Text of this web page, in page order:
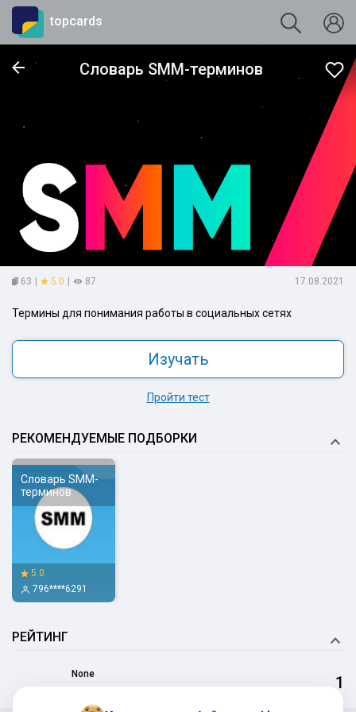
topcards
Словарь SMM-терминов
63 5.0 87 17.08.2021
Термины для понимания работы в социальных сетях
Изучать
Пройти тест
РЕКОМЕНДУЕМЫЕ ПОДБОРКИ
5.0
796****6291
Словарь SMM-
терминов
РЕЙТИНГ
None
1